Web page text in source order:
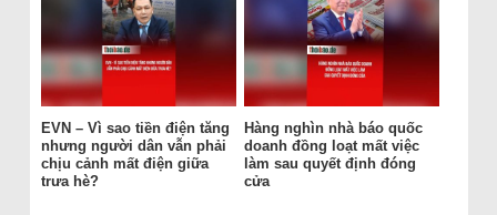
EVN – Vì sao tiền điện tăng
nhưng người dân vẫn phải
chịu cảnh mất điện giữa
trưa hè?
Hàng nghìn nhà báo quốc
doanh đồng loạt mất việc
làm sau quyết định đóng
cửa